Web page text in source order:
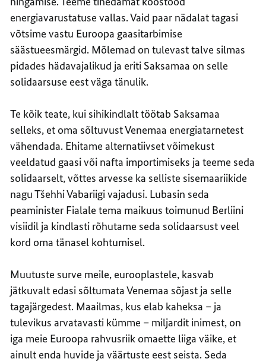
energiavarustatuse vallas. Vaid paar nädalat tagasi
võtsime vastu Euroopa gaasitarbimise
säästueesmärgid. Mõlemad on tulevast talve silmas
pidades hädavajalikud ja eriti Saksamaa on selle
solidaarsuse eest väga tänulik.
Te kõik teate, kui sihikindlalt töötab Saksamaa
selleks, et oma sõltuvust Venemaa energiatarnetest
vähendada. Ehitame alternatiivset võimekust
veeldatud gaasi või nafta importimiseks ja teeme seda
solidaarselt, võttes arvesse ka selliste sisemaariikide
nagu Tšehhi Vabariigi vajadusi. Lubasin seda
peaminister Fialale tema maikuus toimunud Berliini
visiidil ja kindlasti rõhutame seda solidaarsust veel
kord oma tänasel kohtumisel.
Muutuste surve meile, eurooplastele, kasvab
jätkuvalt edasi sõltumata Venemaa sõjast ja selle
tagajärgedest. Maailmas, kus elab kaheksa – ja
tulevikus arvatavasti kümme – miljardit inimest, on
iga meie Euroopa rahvusriik omaette liiga väike, et
ainult enda huvide ja väärtuste eest seista. Seda